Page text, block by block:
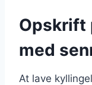
Opskrift
med
At lave